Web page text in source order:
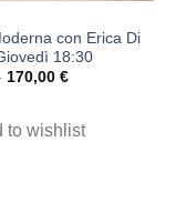
con Erica Di
18:30
170,00 €